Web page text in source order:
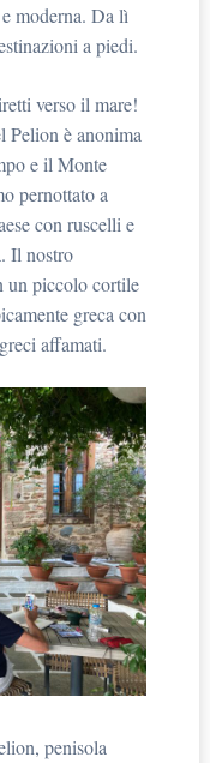
moderna. Da lì
a piedi.
verso il mare!
Pelion è anonima
e il Monte
pernottato a
con ruscelli e
Il nostro
un piccolo cortile
greca con
affamati.
penisola